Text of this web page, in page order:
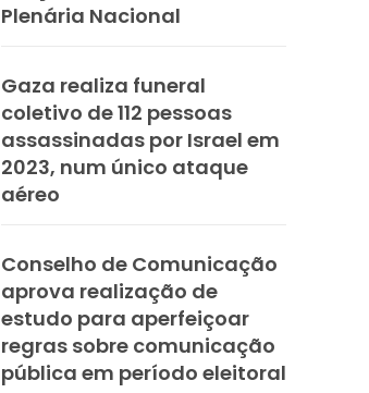
Plenária Nacional
Gaza realiza funeral
coletivo de 112 pessoas
assassinadas por Israel em
2023, num único ataque
aéreo
Conselho de Comunicação
aprova realização de
estudo para aperfeiçoar
regras sobre comunicação
pública em período eleitoral